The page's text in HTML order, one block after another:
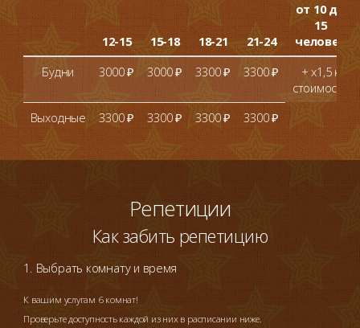
12-15 15-18 18-21 21-24
от 10 до
15
человек
Будни
3000 ₽ 3000 ₽ 3300 ₽ 3300 ₽
+ x1,5 к
стоимости
Выходные
3300 ₽ 3300 ₽ 3300 ₽ 3300 ₽
Репетиции
Как забить репетицию
1. Выбрать комнату и время
К вашим услугам 6 комнат!
Проверьте доступность каждой из них в расписании ниже.